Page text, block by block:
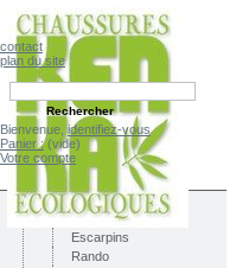
contact
plan du site
Bienvenue,identifiez-vous
Panier : (vide)
Votre compte
CATÉGORIES
Chaussures femmes
Bottes
Escarpins
Rando